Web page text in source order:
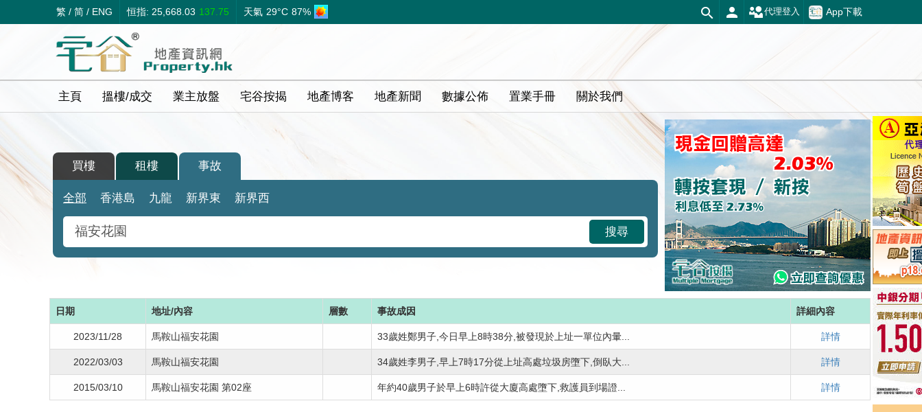
繁 / 简 / ENG 恒指: 25,668.03 137.75 天氣 29°C 87% App下載
代理登入
主頁 搵樓/成交 業主放盤 宅谷按揭 地產博客 地產新聞 數據公佈 置業手冊 關於我們
買樓 租樓 事故
全部 香港島 九龍 新界東 新界西
搜尋
日期 地址/內容 層數 事故成因 詳細內容
2023/11/28 馬鞍山福安花園 33歲姓鄭男子,今日早上8時38分,被發現於上址一單位內暈... 詳情
2022/03/03 馬鞍山福安花園 34歲姓李男子,早上7時17分從上址高處垃圾房墮下,倒臥大... 詳情
2015/03/10 馬鞍山福安花園 第02座 年約40歲男子於早上6時許從大廈高處墮下,救護員到場證... 詳情